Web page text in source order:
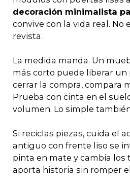
decoración minimalista
convive con la vida real. No
revista.
La medida manda. Un
más corto puede liberar un
cerrar la compra, compara
Prueba con cinta en el
volumen. Lo simple
Si reciclas piezas, cuida el
antiguo con frente liso se
pinta en mate y cambia los
aporta historia sin romper